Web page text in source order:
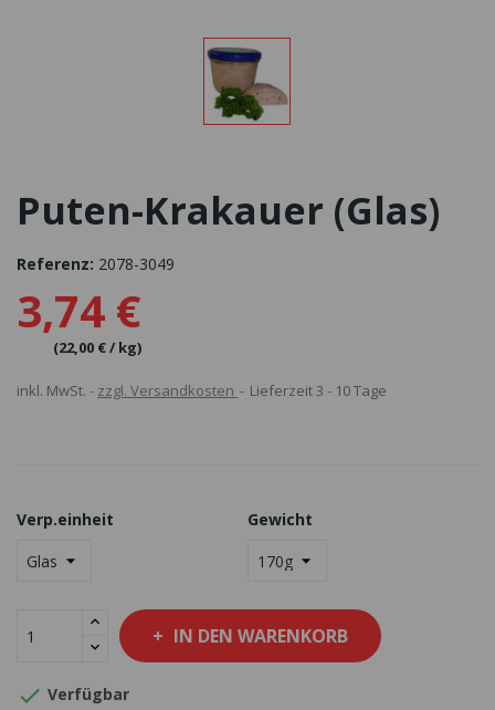
Puten-Krakauer (Glas)
Referenz: 2078-3049
3,74 €
(22,00 € / kg)
inkl. MwSt. zzgl. Versandkosten Lieferzeit 3 - 10 Tage
Verp.einheit Gewicht
IN DEN WARENKORB
 Verfügbar